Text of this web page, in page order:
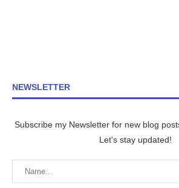
NEWSLETTER
Subscribe my Newsletter for new blog
Let's stay updated!